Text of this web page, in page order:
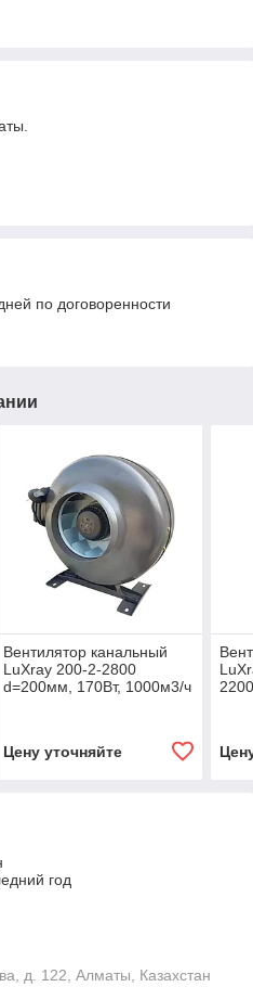
по договоренности
Вентилятор канальный
LuXray 200-2-2800
d=200мм, 170Вт, 1000м3/ч
Цену уточняйте
год
д. 122, Алматы, Казахстан